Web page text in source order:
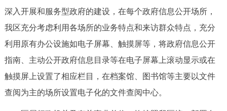
深入开展和服务型政府的建设，在每个政府信息公开场所，
我区充分考虑利用各场所的业务特点和来访群众特点，充分
利用原有办公设施如电子屏幕、触摸屏等，将政府信息公开
指南、主动公开政府信息目录等在电子屏幕上滚动显示或在
触摸屏上设置了相应栏目，在档案馆、图书馆等主要以文件
查阅为主的场所设置电子化的文件查阅中心。